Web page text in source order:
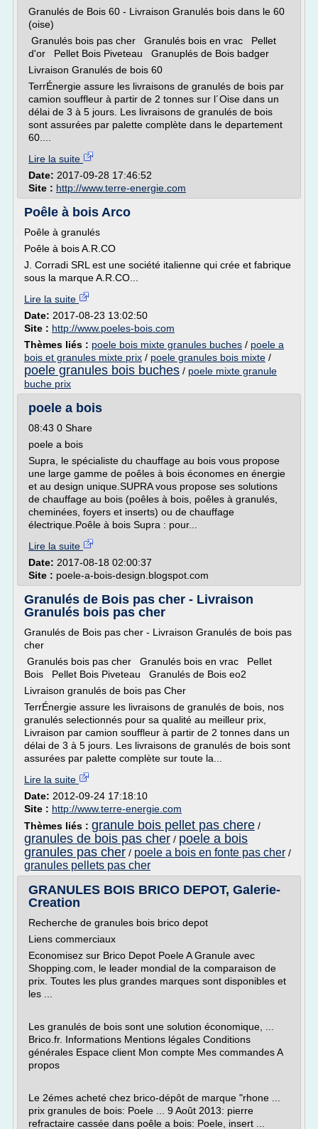
Granulés de Bois 60 - Livraison Granulés bois dans le 60
(oise)
Granulés bois pas cher Granulés bois en vrac Pellet
d'or Pellet Bois Piveteau Granuplés de Bois badger
Livraison Granulés de bois 60
TerrÉnergie assure les livraisons de granulés de bois par
camion souffleur à partir de 2 tonnes sur l´Oise dans un
délai de 3 à 5 jours. Les livraisons de granulés de bois
sont assurées par palette complète dans le departement
60....
Lire la suite
Date: 2017-09-28 17:46:52
Site : http://www.terre-energie.com
Poêle à bois Arco
Poêle à granulés
Poêle à bois A.R.CO
J. Corradi SRL est une société italienne qui crée et fabrique
sous la marque A.R.CO...
Lire la suite
Date: 2017-08-23 13:02:50
Site : http://www.poeles-bois.com
Thèmes liés : poele bois mixte granules buches / poele a
bois et granules mixte prix / poele granules bois mixte /
poele granules bois buches / poele mixte granule
buche prix
poele a bois
08:43 0 Share
poele a bois
Supra, le spécialiste du chauffage au bois vous propose
une large gamme de poêles à bois économes en énergie
et au design unique.SUPRA vous propose ses solutions
de chauffage au bois (poêles à bois, poêles à granulés,
cheminées, foyers et inserts) ou de chauffage
électrique.Poêle à bois Supra : pour...
Lire la suite
Date: 2017-08-18 02:00:37
Site : poele-a-bois-design.blogspot.com
Granulés de Bois pas cher - Livraison
Granulés bois pas cher
Granulés de Bois pas cher - Livraison Granulés de bois pas
cher
Granulés bois pas cher Granulés bois en vrac Pellet
Bois Pellet Bois Piveteau Granulés de Bois eo2
Livraison granulés de bois pas Cher
TerrÉnergie assure les livraisons de granulés de bois, nos
granulés selectionnés pour sa qualité au meilleur prix,
Livraison par camion souffleur à partir de 2 tonnes dans un
délai de 3 à 5 jours. Les livraisons de granulés de bois sont
assurées par palette complète sur toute la...
Lire la suite
Date: 2012-09-24 17:18:10
Site : http://www.terre-energie.com
Thèmes liés : granule bois pellet pas chere /
granules de bois pas cher / poele a bois
granules pas cher / poele a bois en fonte pas cher /
granules pellets pas cher
GRANULES BOIS BRICO DEPOT, Galerie-
Creation
Recherche de granules bois brico depot
Liens commerciaux
Economisez sur Brico Depot Poele A Granule avec
Shopping.com, le leader mondial de la comparaison de
prix. Toutes les plus grandes marques sont disponibles et
les ...
Les granulés de bois sont une solution économique, ...
Brico.fr. Informations Mentions légales Conditions
générales Espace client Mon compte Mes commandes A
propos
Le 2émes acheté chez brico-dépôt de marque "rhone ...
prix granules de bois: Poele ... 9 Août 2013: pierre
refractaire cassée dans poêle a bois: Poele, insert ...